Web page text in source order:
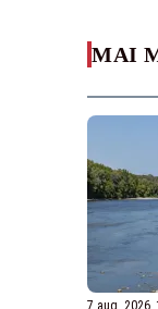
MAI
7 aug. 2026,